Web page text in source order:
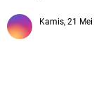
Kamis, 21